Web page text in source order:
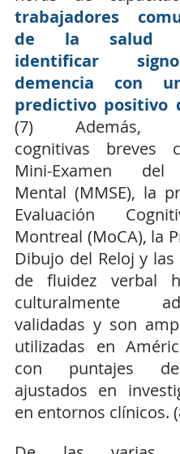
trabajadores
de la salud
identificar
demencia con
predictivo positivo
(7) Además,
cognitivas breves
Mini-Examen del
Mental (MMSE), la
Evaluación
Montreal (MoCA), la
Dibujo del Reloj y
de fluidez verbal
culturalmente
validadas y son
utilizadas en
con puntajes
ajustados en
en entornos clínicos.